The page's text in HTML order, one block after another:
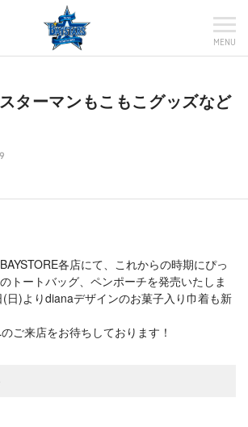
MENU
ターマンもこもこグッズなど
各店にて、これからの時期にぴっ
トートバッグ、ペンポーチを発売いたしま
日)よりdianaデザインのお菓子入り巾着も新
ご来店をお待ちしております！